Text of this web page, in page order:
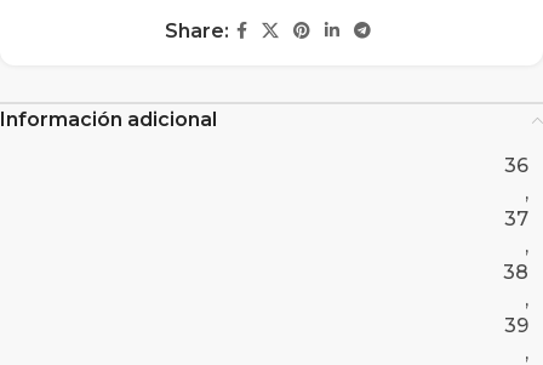
Share:
Información adicional
36
,
37
,
38
,
39
,